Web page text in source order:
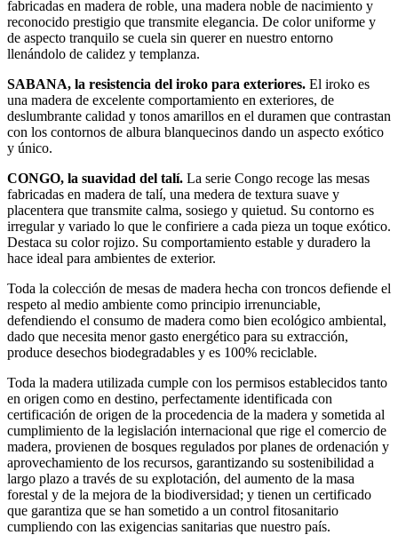
fabricadas en madera de roble, una madera noble de nacimiento y
reconocido prestigio que transmite elegancia. De color uniforme y
de aspecto tranquilo se cuela sin querer en nuestro entorno
llenándolo de calidez y templanza.
SABANA, la resistencia del iroko para exteriores. El iroko es
una madera de excelente comportamiento en exteriores, de
deslumbrante calidad y tonos amarillos en el duramen que contrastan
con los contornos de albura blanquecinos dando un aspecto exótico
y único.
CONGO, la suavidad del talí. La serie Congo recoge las mesas
fabricadas en madera de talí, una medera de textura suave y
placentera que transmite calma, sosiego y quietud. Su contorno es
irregular y variado lo que le confiriere a cada pieza un toque exótico.
Destaca su color rojizo. Su comportamiento estable y duradero la
hace ideal para ambientes de exterior.
Toda la colección de mesas de madera hecha con troncos defiende el
respeto al medio ambiente como principio irrenunciable,
defendiendo el consumo de madera como bien ecológico ambiental,
dado que necesita menor gasto energético para su extracción,
produce desechos biodegradables y es 100% reciclable.
Toda la madera utilizada cumple con los permisos establecidos tanto
en origen como en destino, perfectamente identificada con
certificación de origen de la procedencia de la madera y sometida al
cumplimiento de la legislación internacional que rige el comercio de
madera, provienen de bosques regulados por planes de ordenación y
aprovechamiento de los recursos, garantizando su sostenibilidad a
largo plazo a través de su explotación, del aumento de la masa
forestal y de la mejora de la biodiversidad; y tienen un certificado
que garantiza que se han sometido a un control fitosanitario
cumpliendo con las exigencias sanitarias que nuestro país.